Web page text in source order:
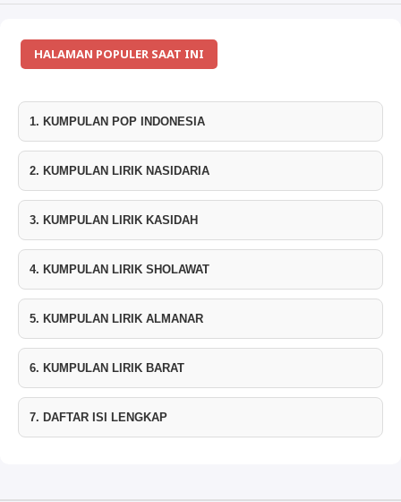
HALAMAN POPULER SAAT INI
1. KUMPULAN POP INDONESIA
2. KUMPULAN LIRIK NASIDARIA
3. KUMPULAN LIRIK KASIDAH
4. KUMPULAN LIRIK SHOLAWAT
5. KUMPULAN LIRIK ALMANAR
6. KUMPULAN LIRIK BARAT
7. DAFTAR ISI LENGKAP